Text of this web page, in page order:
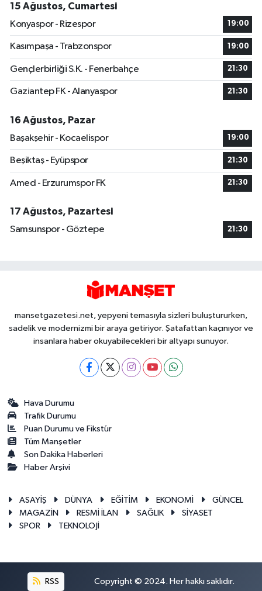
15 Ağustos, Cumartesi
Konyaspor - Rizespor
19:00
Kasımpaşa - Trabzonspor 19:00
Gençlerbirliği S.K. - Fenerbahçe 21:30
Gaziantep FK - Alanyaspor 21:30
16 Ağustos, Pazar
Başakşehir - Kocaelispor
19:00
Beşiktaş - Eyüpspor 21:30
Amed - Erzurumspor FK 21:30
17 Ağustos, Pazartesi
Samsunspor - Göztepe
21:30
mansetgazetesi.net, yepyeni temasıyla sizleri buluştururken,
sadelik ve modernizmi bir araya getiriyor. Şatafattan kaçınıyor ve
insanlara haber okuyabilecekleri bir altyapı sunuyor.
Hava Durumu
Trafik Durumu
Puan Durumu ve Fikstür
Tüm Manşetler
Son Dakika Haberleri
Haber Arşivi
ASAYİŞ DÜNYA EĞİTİM EKONOMİ
GÜNCEL
MAGAZİN
RESMİ İLAN SAĞLIK
SİYASET
SPOR
TEKNOLOJİ
RSS Copyright © 2024. Her hakkı saklıdır.